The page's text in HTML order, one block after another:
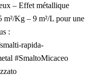
– Effet métallique
m²/Kg – 9 m²/L pour une
:
rapida-
#SmaltoMicaceo